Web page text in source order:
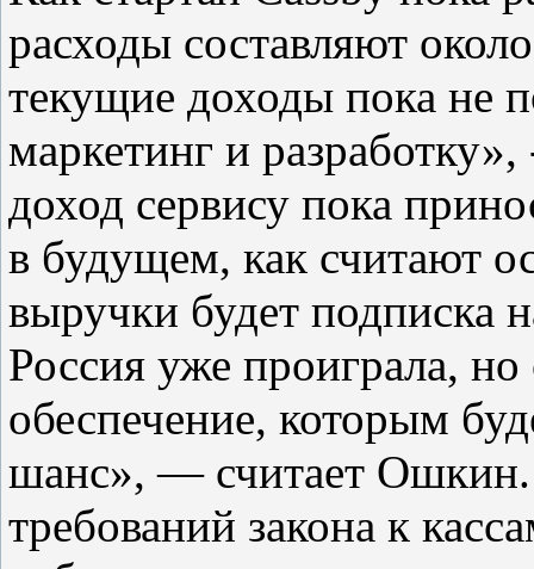
расходы составляют
текущие доходы пока не
маркетинг и
доход сервису пока
в будущем, как считают
выручки будет подписка
Россия уже проиграла,
обеспечение, которым
шанс», — считает Ошкин.
требований закона к